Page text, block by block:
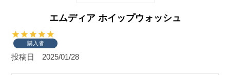
エムディア ホイップウォッシュ
購入者
投稿日 2025/01/28